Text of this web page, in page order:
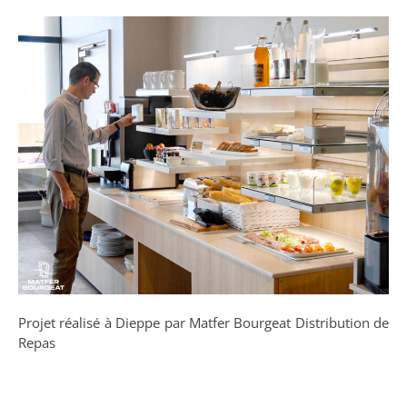
Projet réalisé à Dieppe par Matfer Bourgeat Distribution de
Repas